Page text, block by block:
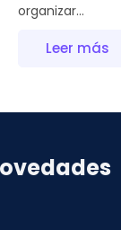
organizar...
Leer más